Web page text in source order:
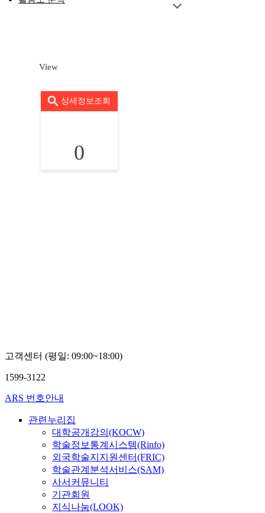
View
상세정보조회
0
고객센터 (평일: 09:00~18:00)
1599-3122
ARS 번호안내
관련누리집
대학공개강의(KOCW)
학술정보통계시스템(Rinfo)
외국학술지지원센터(FRIC)
학술관계분석서비스(SAM)
사서커뮤니티
기관회원
지식나눔(LOOK)